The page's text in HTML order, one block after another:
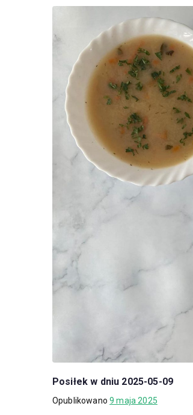
Posiłek w dniu 2025-05-09
Opublikowano9 maja 2025